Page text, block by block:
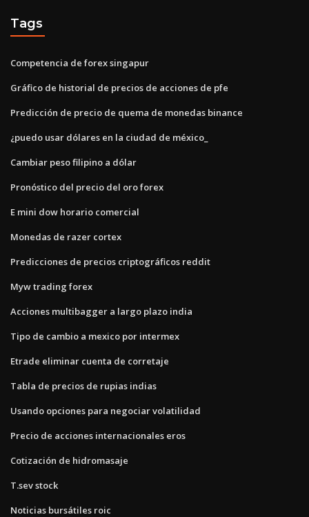
Tags
Competencia de forex singapur
Gráfico de historial de precios de acciones de pfe
Predicción de precio de quema de monedas binance
¿puedo usar dólares en la ciudad de méxico_
Cambiar peso filipino a dólar
Pronóstico del precio del oro forex
E mini dow horario comercial
Monedas de razer cortex
Predicciones de precios criptográficos reddit
Myw trading forex
Acciones multibagger a largo plazo india
Tipo de cambio a mexico por intermex
Etrade eliminar cuenta de corretaje
Tabla de precios de rupias indias
Usando opciones para negociar volatilidad
Precio de acciones internacionales eros
Cotización de hidromasaje
T.sev stock
Noticias bursátiles roic